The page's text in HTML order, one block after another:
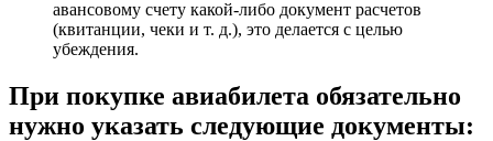
авансовому счету какой-либо документ расчетов
(квитанции, чеки и т. д.), это делается с целью
убеждения.
При покупке авиабилета обязательно
нужно указать следующие документы: